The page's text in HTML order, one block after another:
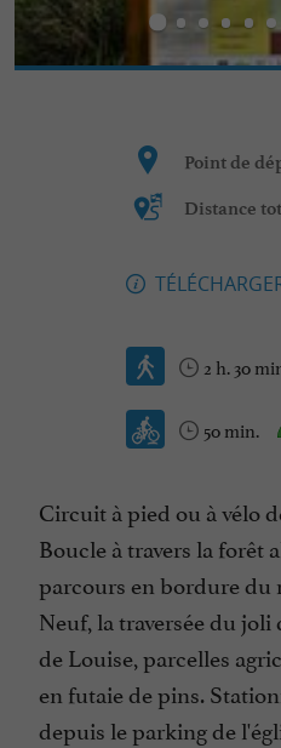
Point de
Distance
2 h. 30
50 min.
Circuit à pied ou à vélo
Boucle à travers la forêt
parcours en bordure
Neuf, la traversée du
de Louise, parcelles
en futaie de pins.
depuis le parking de